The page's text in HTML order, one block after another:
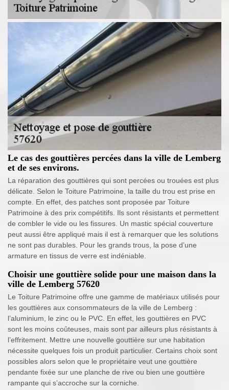
Le cas des gouttières percées dans la ville de Lemberg
et de ses environs.
La réparation des gouttières qui sont percées ou trouées est plus
délicate. Selon le Toiture Patrimoine, la taille du trou est prise en
compte. En effet, des patches sont proposée par Toiture
Patrimoine à des prix compétitifs. Ils sont résistants et permettent
de combler le vide ou les fissures. Un mastic spécial couverture
peut aussi être appliqué mais il est à remarquer que les solutions
ne sont pas durables. Pour les grands trous, la pose d’une
armature en tissus de verre est indéniable.
Choisir une gouttière solide pour une maison dans la
ville de Lemberg 57620
Le Toiture Patrimoine offre une gamme de matériaux utilisés pour
les gouttières aux consommateurs de la ville de Lemberg :
l’aluminium, le zinc ou le PVC. En effet, les gouttières en PVC
sont les moins coûteuses, mais sont par ailleurs plus résistants à
l’effritement. Mettre une nouvelle gouttière sur une habitation
nécessite quelques fois un produit particulier. Certains choix sont
possibles alors selon que le propriétaire veut une gouttière
pendante fixée sur une planche de rive ou bien une gouttière
rampante qui s’accroche sur la corniche.